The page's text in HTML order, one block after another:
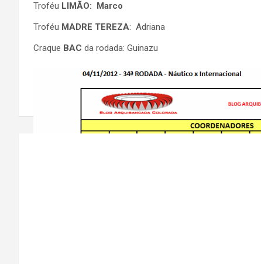
Troféu LIMÃO: Marco
Troféu MADRE TEREZA: Adriana
Craque BAC da rodada: Guinazu